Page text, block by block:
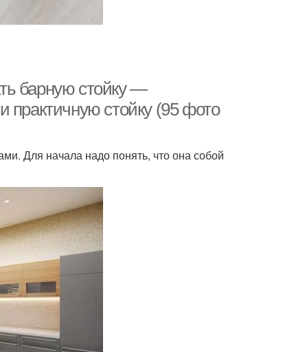
барную стойку —
практичную стойку (95 фото
Для начала надо понять, что она собой